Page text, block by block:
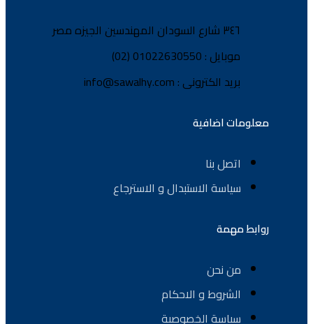
٣٤٦ شارع السودان المهندسين الجيزه مصر
موبايل : 01022630550 (02)
بريد الكترونى : info@sawalhy.com
معلومات اضافية
اتصل بنا
سياسة الاستبدال و الاسترجاع
روابط مهمة
من نحن
الشروط و الاحكام
سياسة الخصوصية